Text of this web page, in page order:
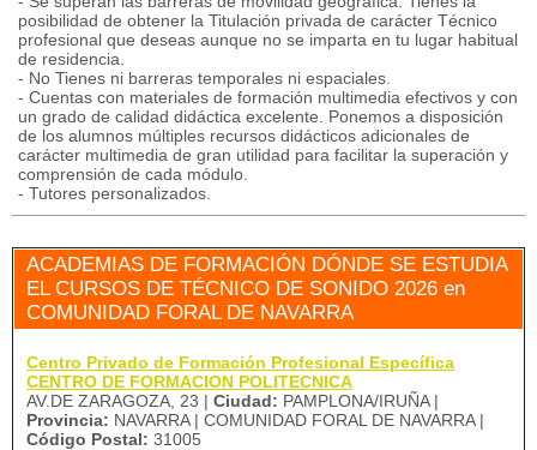
posibilidad de obtener la Titulación privada de carácter Técnico
profesional que deseas aunque no se imparta en tu lugar habitual
de residencia.
- No Tienes ni barreras temporales ni espaciales.
- Cuentas con materiales de formación multimedia efectivos y con
un grado de calidad didáctica excelente. Ponemos a disposición
de los alumnos múltiples recursos didácticos adicionales de
carácter multimedia de gran utilidad para facilitar la superación y
comprensión de cada módulo.
- Tutores personalizados.
ACADEMIAS DE FORMACIÓN DÓNDE SE ESTUDIA
EL CURSOS DE TÉCNICO DE SONIDO 2026 en
COMUNIDAD FORAL DE NAVARRA
Centro Privado de Formación Profesional Específica
CENTRO DE FORMACION POLITECNICA
AV.DE ZARAGOZA, 23 | Ciudad: PAMPLONA/IRUÑA |
Provincia: NAVARRA | COMUNIDAD FORAL DE NAVARRA |
Código Postal: 31005